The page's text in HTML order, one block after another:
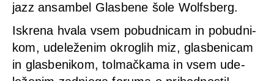
jazz ansam­bel Glas­be­ne šole Wolfs­berg.
Iskre­na hva­la vsem pobud­ni­cam in pobud­ni­
kom, ude­leže­nim okro­g­lih miz, glas­be­ni­cam
in glas­ben­ikom, tol­mač­ka­ma in vsem ude­